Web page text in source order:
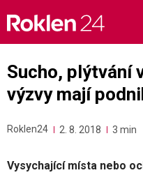
content
Sucho, plýtvání
výzvy mají
Roklen24 2. 8. 2018 3 min
Vysychající místa nebo